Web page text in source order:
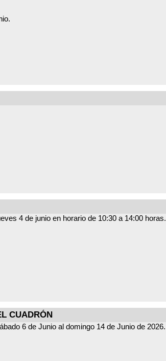
4 de junio en horario de 10:30 a 14:00 horas.
CUADRÓN
6 de Junio al domingo 14 de Junio de 2026.